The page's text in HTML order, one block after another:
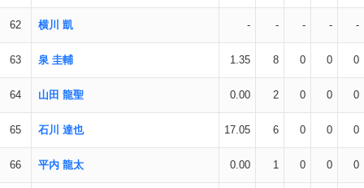
62 横川 凱 - - - - -
63 泉 圭輔 1.35 8 0 0 0
64 山田 龍聖 0.00 2 0 0 0
65 石川 達也 17.05 6 0 0 0
66 平内 龍太 0.00 1 0 0 0